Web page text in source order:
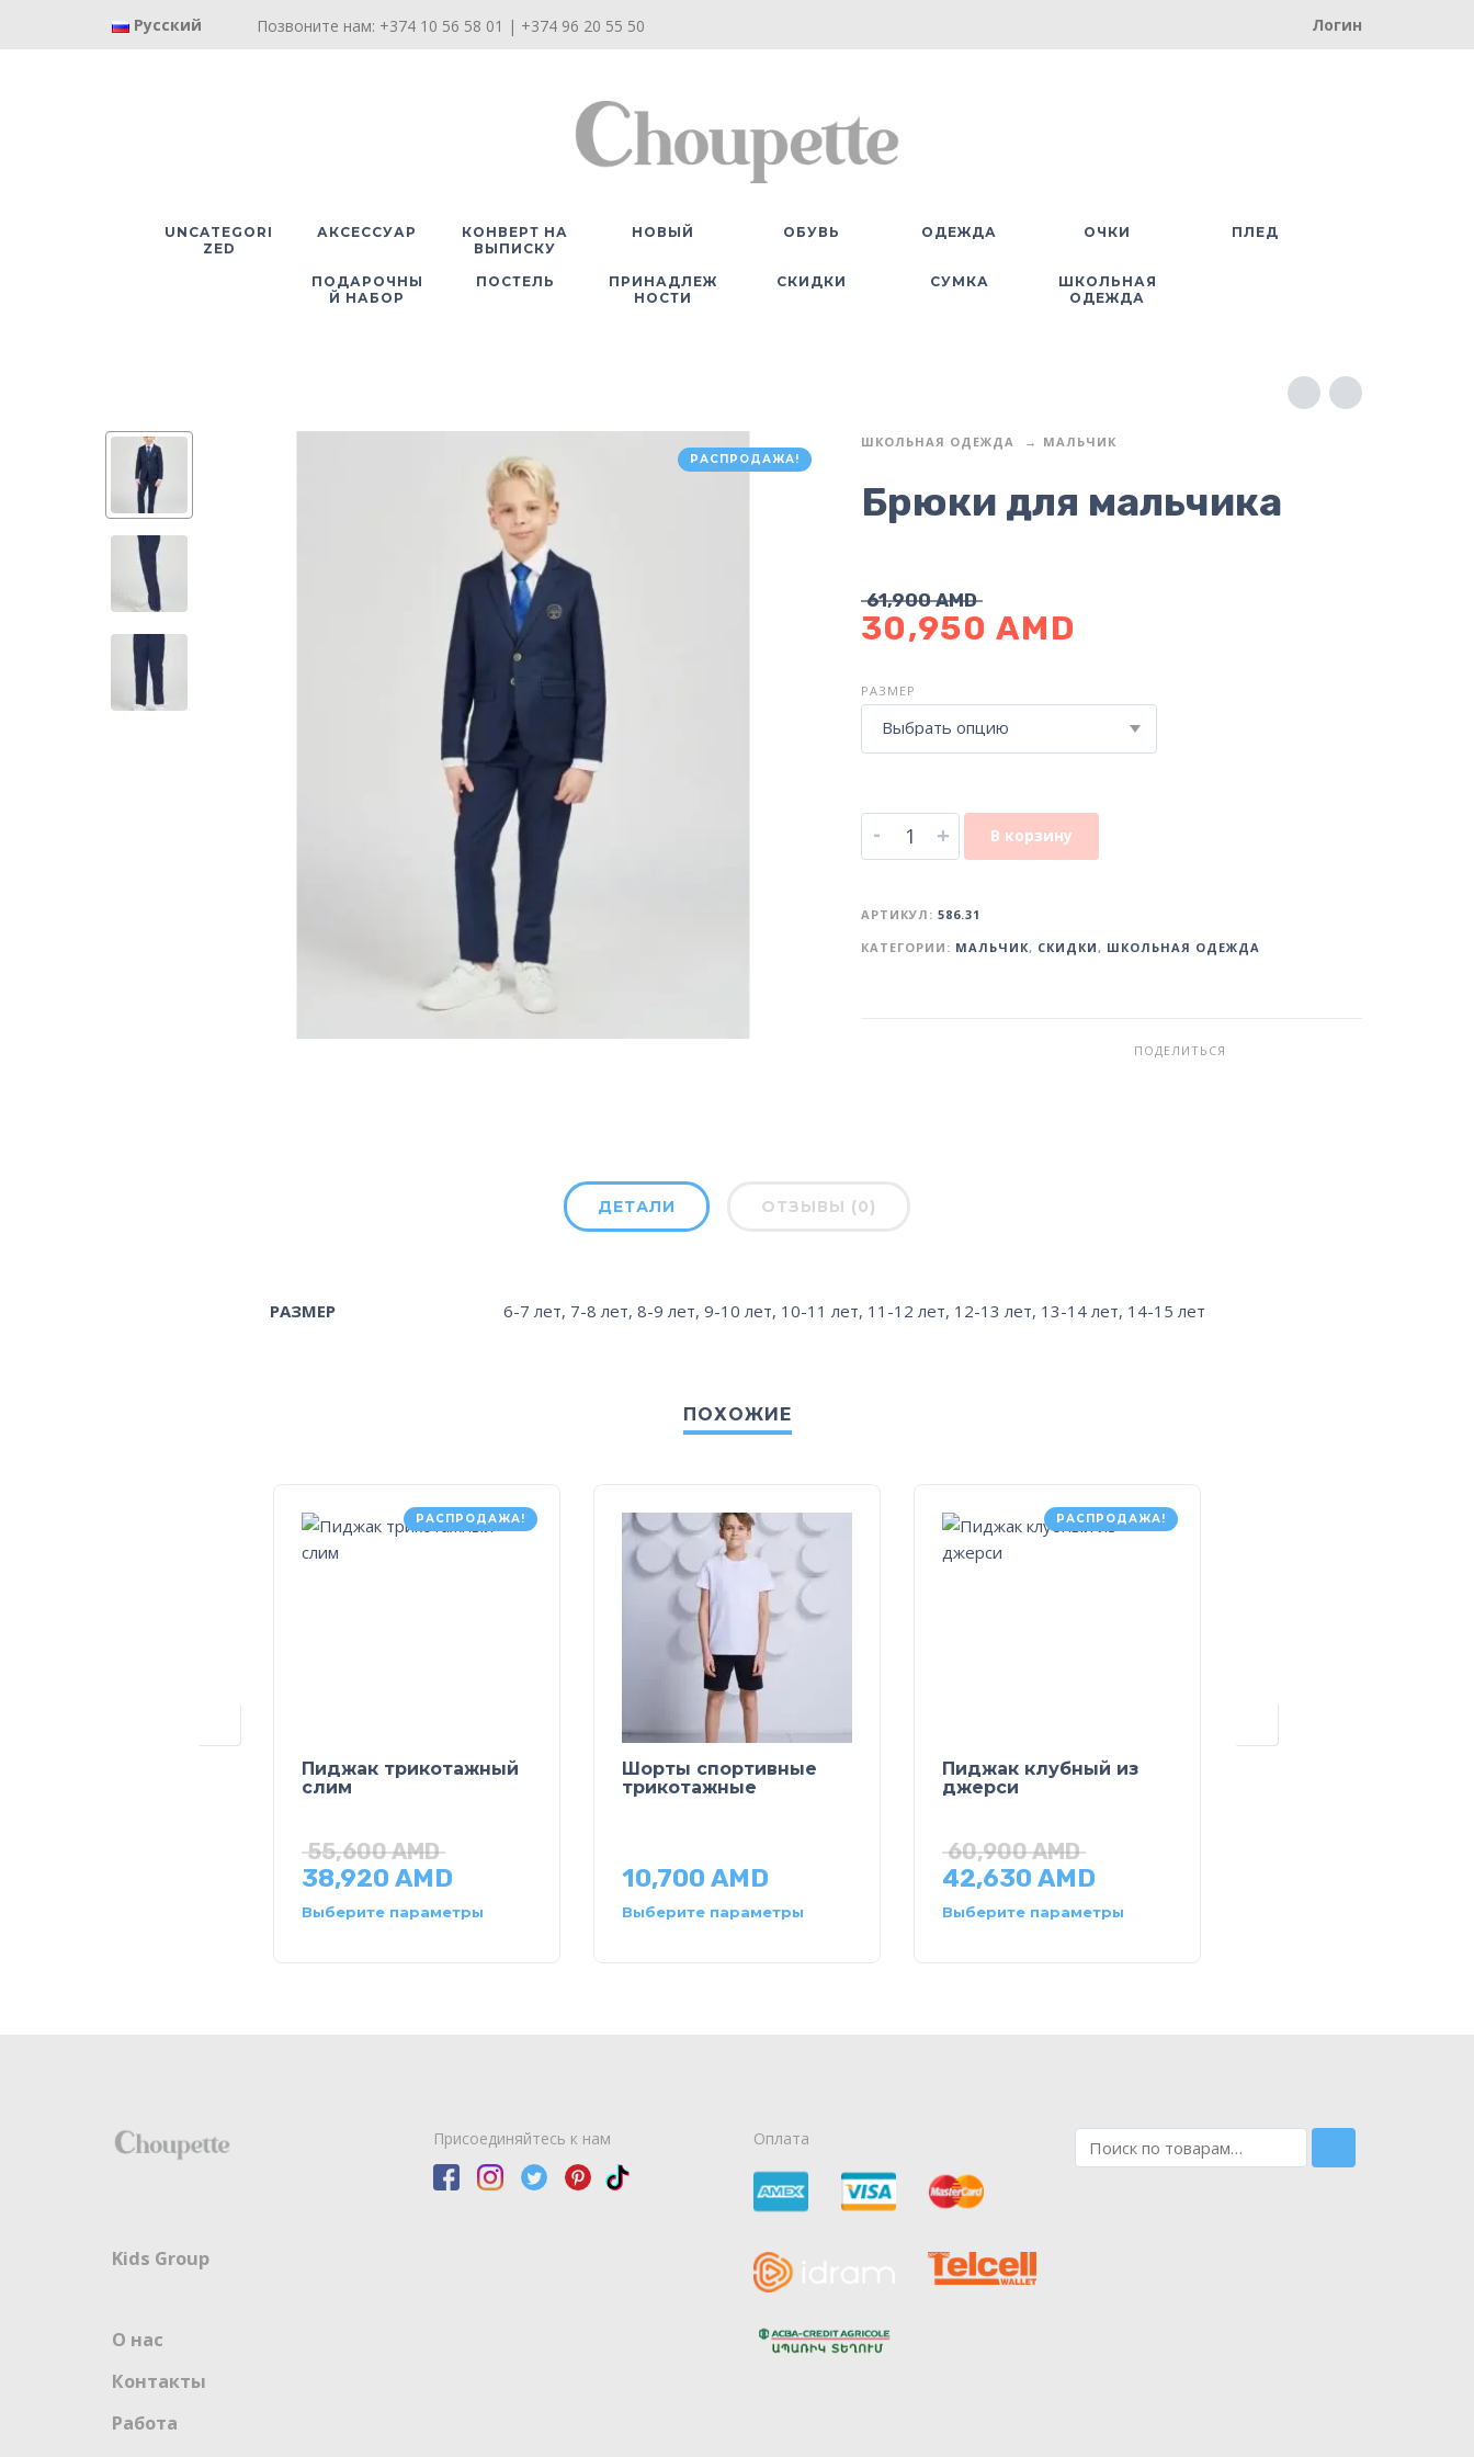
Логин
Русский Позвоните нам: +374 10 56 58 01 | +374 96 20 55 50
UNCATEGORI
ZED
АКСЕССУАР
КОНВЕРТ НА
ВЫПИСКУ
НОВЫЙ ОБУВЬ ОДЕЖДА ОЧКИ ПЛЕД
ПОДАРОЧНЫ
Й НАБОР
ПОСТЕЛЬ
ПРИНАДЛЕЖ
НОСТИ
СКИДКИ СУМКА
ШКОЛЬНАЯ
ОДЕЖДА
РАСПРОДАЖА!
ШКОЛЬНАЯ ОДЕЖДА МАЛЬЧИК
Брюки для мальчика
61,900AMD
30,950AMD
РАЗМЕР
Выбрать опцию
- + В корзину
АРТИКУЛ: 586.31
КАТЕГОРИИ: МАЛЬЧИК, СКИДКИ , ШКОЛЬНАЯ ОДЕЖДА
ПОДЕЛИТЬСЯ
ДЕТАЛИ ОТЗЫВЫ (0)
РАЗМЕР 6-7 лет, 7-8 лет, 8-9 лет, 9-10 лет, 10-11 лет, 11-12 лет, 12-13 лет, 13-14 лет, 14-15 лет
ПОХОЖИЕ
РАСПРОДАЖА!
Пиджак трикотажный
слим
55,600AMD
38,920 AMD
Выберите параметры
Шорты спортивные
трикотажные
10,700 AMD
Выберите параметры
РАСПРОДАЖА!
Пиджак клубный из
джерси
60,900AMD
42,630 AMD
Выберите параметры
Kids Group
О нас
Контакты
Работа
Присоединяйтесь к нам Оплата